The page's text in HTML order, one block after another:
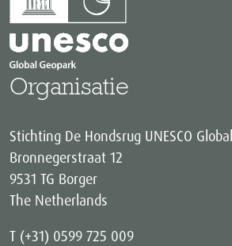
Organisatie
Stichting De Hondsrug UNESCO
Bronnegerstraat 12
9531 TG Borger
The Netherlands
T (+31) 0599 725 009